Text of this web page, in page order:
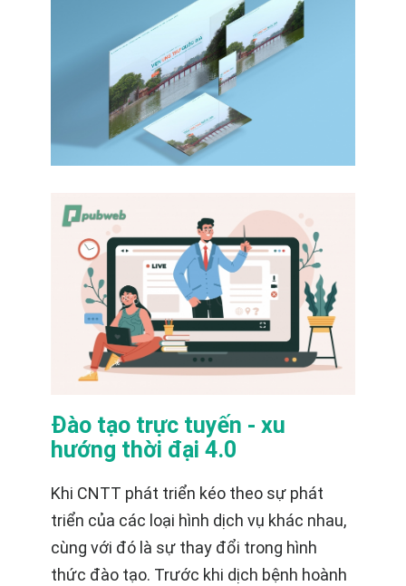
Đào tạo trực tuyến - xu
hướng thời đại 4.0
Khi CNTT phát triển kéo theo sự phát
triển của các loại hình dịch vụ khác nhau,
cùng với đó là sự thay đổi trong hình
thức đào tạo. Trước khi dịch bệnh hoành